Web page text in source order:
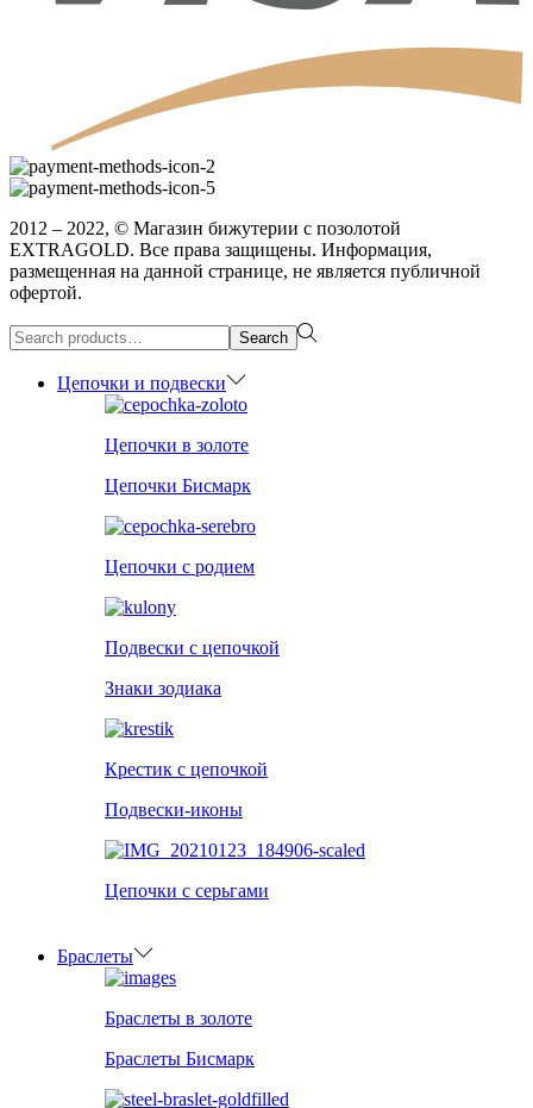
2012 – 2022, © Магазин бижутерии с позолотой
EXTRAGOLD. Все права защищены. Информация,
размещенная на данной странице, не является публичной
офертой.
Search
for:>
Search
Цепочки и подвески
Цепочки в золоте
Цепочки Бисмарк
Цепочки с родием
Подвески с цепочкой
Знаки зодиака
Крестик с цепочкой
Подвески-иконы
Цепочки с серьгами
Браслеты
Браслеты в золоте
Браслеты Бисмарк